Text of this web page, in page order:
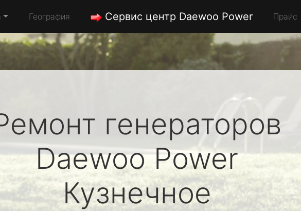
География Сервис центр Daewoo Power Прайс
генераторов
Daewoo Power
Кузнечное